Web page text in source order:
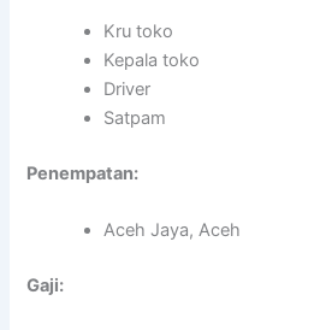
Kru toko
Kepala toko
Driver
Satpam
Penempatan:
Aceh Jaya, Aceh
Gaji: